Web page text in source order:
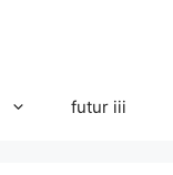
futur iii